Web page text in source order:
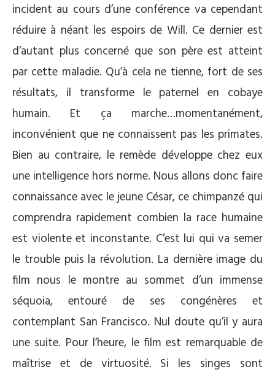
incident au cours d’une conférence va cependant
réduire à néant les espoirs de Will. Ce dernier est
d’autant plus concerné que son père est atteint
par cette maladie. Qu’à cela ne tienne, fort de ses
résultats, il transforme le paternel en cobaye
humain. Et ça marche…momentanément,
inconvénient que ne connaissent pas les primates.
Bien au contraire, le remède développe chez eux
une intelligence hors norme. Nous allons donc faire
connaissance avec le jeune César, ce chimpanzé qui
comprendra rapidement combien la race humaine
est violente et inconstante. C’est lui qui va semer
le trouble puis la révolution. La dernière image du
film nous le montre au sommet d’un immense
séquoia, entouré de ses congénères et
contemplant San Francisco. Nul doute qu’il y aura
une suite. Pour l’heure, le film est remarquable de
maîtrise et de virtuosité. Si les singes sont